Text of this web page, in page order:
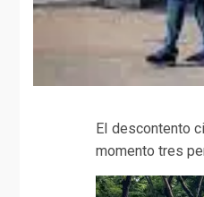
El descontento
momento tres